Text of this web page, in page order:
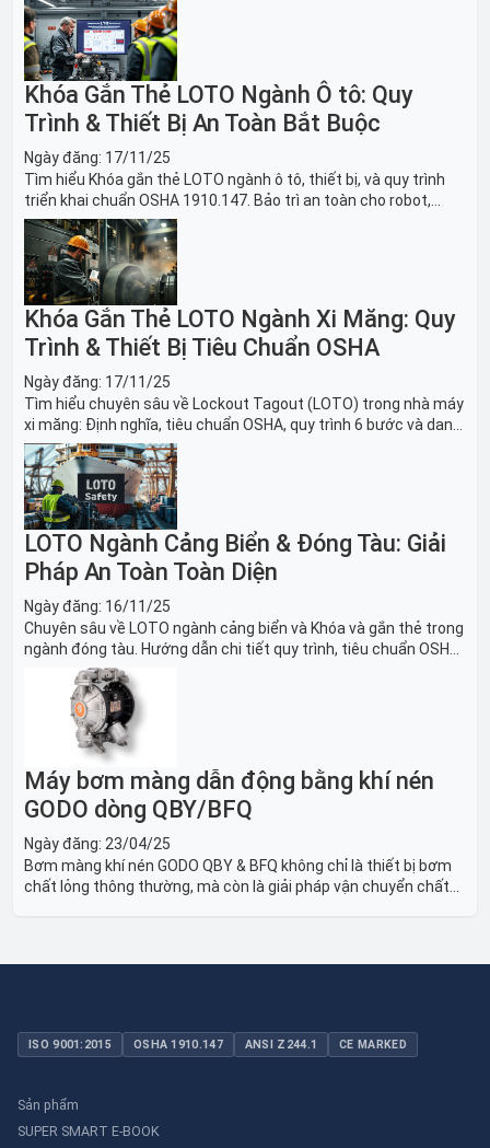
Khóa Gắn Thẻ LOTO Ngành Ô tô: Quy
Trình & Thiết Bị An Toàn Bắt Buộc
Ngày đăng: 17/11/25
Tìm hiểu Khóa gắn thẻ LOTO ngành ô tô, thiết bị, và quy trình
triển khai chuẩn OSHA 1910.147. Bảo trì an toàn cho robot,
băng tải sản xuất ô tô và dây chuyền lắp ráp xe hơi.
Khóa Gắn Thẻ LOTO Ngành Xi Măng: Quy
Trình & Thiết Bị Tiêu Chuẩn OSHA
Ngày đăng: 17/11/25
Tìm hiểu chuyên sâu về Lockout Tagout (LOTO) trong nhà máy
xi măng: Định nghĩa, tiêu chuẩn OSHA, quy trình 6 bước và danh
sách thiết bị LOTO thiết yếu. Giải pháp bảo trì lò nung, máy
nghiền an toàn.
LOTO Ngành Cảng Biển & Đóng Tàu: Giải
Pháp An Toàn Toàn Diện
Ngày đăng: 16/11/25
Chuyên sâu về LOTO ngành cảng biển và Khóa và gắn thẻ trong
ngành đóng tàu. Hướng dẫn chi tiết quy trình, tiêu chuẩn OSHA,
thiết bị và Giải pháp LOTO trong công nghiệp đóng tàu toàn
Máy bơm màng dẫn động bằng khí nén
GODO dòng QBY/BFQ
Ngày đăng: 23/04/25
Bơm màng khí nén GODO QBY & BFQ không chỉ là thiết bị bơm
chất lỏng thông thường, mà còn là giải pháp vận chuyển chất
ISO 9001:2015 OSHA 1910.147 ANSI Z244.1 CE MARKED
Sản phẩm
SUPER SMART E-BOOK